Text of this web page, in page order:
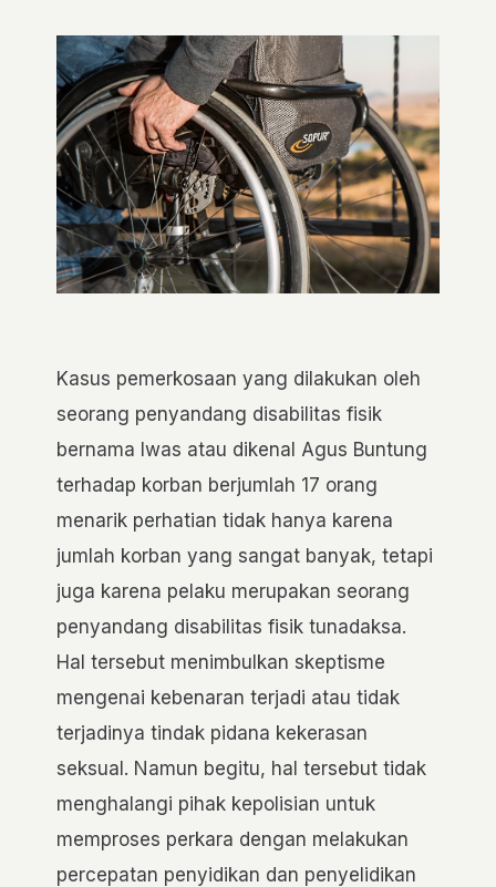
Kasus pemerkosaan yang dilakukan oleh
seorang penyandang disabilitas fisik
bernama Iwas atau dikenal Agus Buntung
terhadap korban berjumlah 17 orang
menarik perhatian tidak hanya karena
jumlah korban yang sangat banyak, tetapi
juga karena pelaku merupakan seorang
penyandang disabilitas fisik tunadaksa.
Hal tersebut menimbulkan skeptisme
mengenai kebenaran terjadi atau tidak
terjadinya tindak pidana kekerasan
seksual. Namun begitu, hal tersebut tidak
menghalangi pihak kepolisian untuk
memproses perkara dengan melakukan
percepatan penyidikan dan penyelidikan